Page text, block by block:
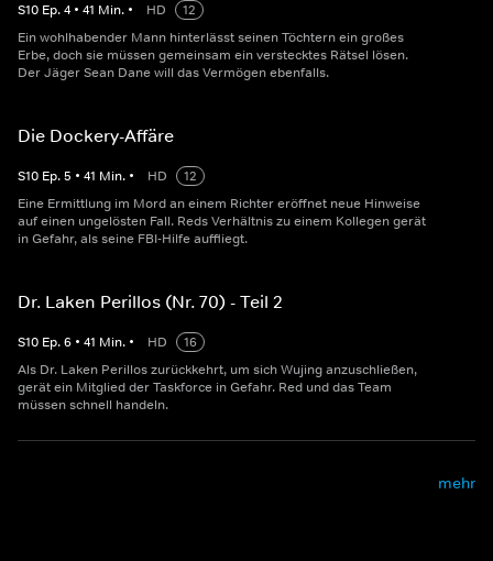
S10 Ep.4 • 41 Min. • HD
12
Ein wohlhabender Mann hinterlässt seinen Töchtern ein großes
Erbe, doch sie müssen gemeinsam ein verstecktes Rätsel lösen.
Der Jäger Sean Dane will das Vermögen ebenfalls.
Die Dockery-Affäre
S10 Ep.5 • 41 Min. • HD
12
Eine Ermittlung im Mord an einem Richter eröffnet neue Hinweise
auf einen ungelösten Fall. Reds Verhältnis zu einem Kollegen gerät
in Gefahr, als seine FBI-Hilfe auffliegt.
Dr. Laken Perillos (Nr. 70) - Teil 2
S10 Ep.6 • 41 Min. • HD
16
Als Dr. Laken Perillos zurückkehrt, um sich Wujing anzuschließen,
gerät ein Mitglied der Taskforce in Gefahr. Red und das Team
müssen schnell handeln.
mehr